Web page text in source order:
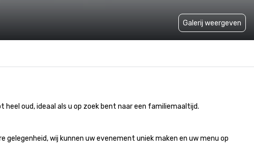
Galerij weergeven
oud, ideaal als u op zoek bent naar een familiemaaltijd.
wij kunnen uw evenement uniek maken en uw menu op